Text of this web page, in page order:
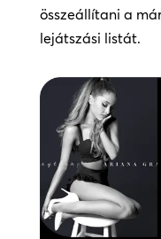
összeállítani a
lejátszási listát.